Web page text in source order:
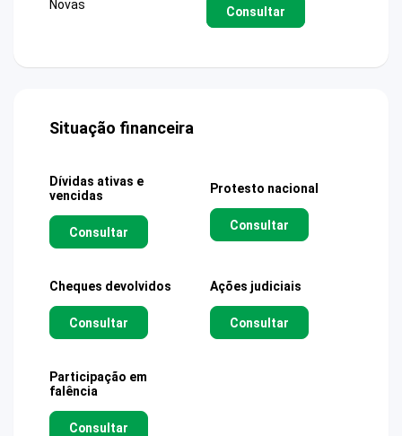
Novas
Consultar
Situação financeira
Dívidas ativas e
vencidas
Consultar
Protesto nacional
Consultar
Cheques devolvidos
Consultar
Ações judiciais
Consultar
Participação em
falência
Consultar